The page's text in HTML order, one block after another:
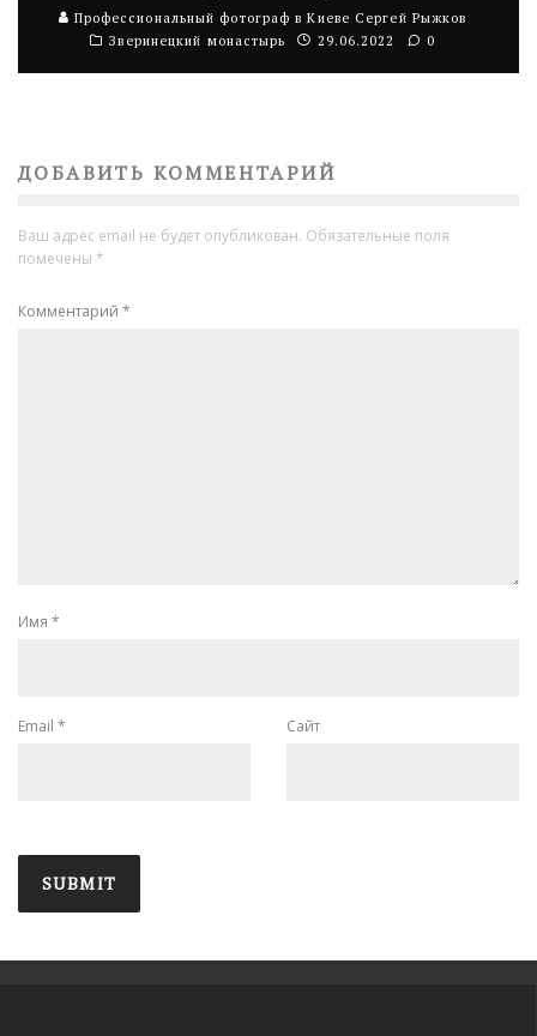
Профессиональный фотограф в Киеве Сергей Рыжков
Зверинецкий монастырь
29.06.2022 0
ДОБАВИТЬ КОММЕНТАРИЙ
Ваш адрес email не будет опубликован. Обязательные поля
помечены *
Комментарий *
Имя *
Email * Сайт